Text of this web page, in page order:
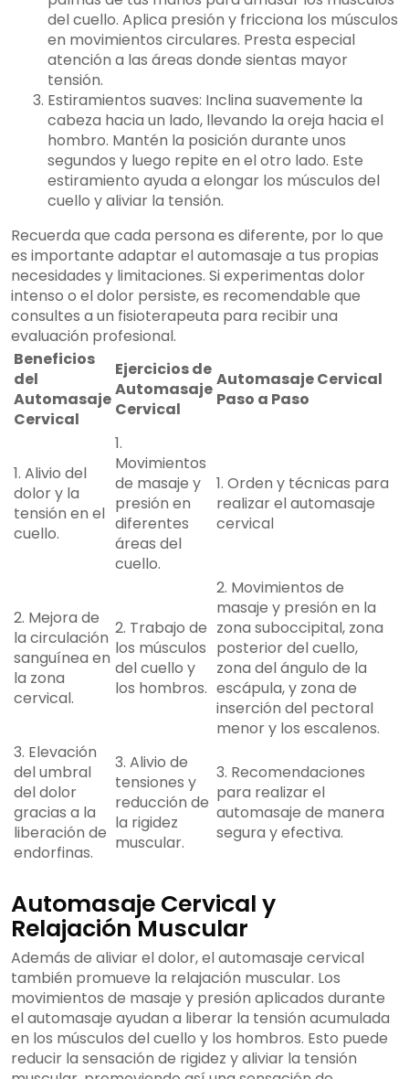
del cuello. Aplica presión y fricciona los músculos
en movimientos circulares. Presta especial
atención a las áreas donde sientas mayor
tensión.
Estiramientos suaves: Inclina suavemente la
cabeza hacia un lado, llevando la oreja hacia el
hombro. Mantén la posición durante unos
segundos y luego repite en el otro lado. Este
estiramiento ayuda a elongar los músculos del
cuello y aliviar la tensión.
Recuerda que cada persona es diferente, por lo que
es importante adaptar el automasaje a tus propias
necesidades y limitaciones. Si experimentas dolor
intenso o el dolor persiste, es recomendable que
consultes a un fisioterapeuta para recibir una
evaluación profesional.
Beneficios
del
Automasaje
Cervical
Ejercicios de
Automasaje
Cervical
Automasaje Cervical
Paso a Paso
1. Alivio del
dolor y la
tensión en el
cuello.
1.
Movimientos
de masaje y
presión en
diferentes
áreas del
cuello.
1. Orden y técnicas para
realizar el automasaje
cervical
2. Mejora de
la circulación
sanguínea en
la zona
cervical.
2. Trabajo de
los músculos
del cuello y
los hombros.
2. Movimientos de
masaje y presión en la
zona suboccipital, zona
posterior del cuello,
zona del ángulo de la
escápula, y zona de
inserción del pectoral
menor y los escalenos.
3. Elevación
del umbral
del dolor
gracias a la
liberación de
endorfinas.
3. Alivio de
tensiones y
reducción de
la rigidez
muscular.
3. Recomendaciones
para realizar el
automasaje de manera
segura y efectiva.
Automasaje Cervical y
Relajación Muscular
Además de aliviar el dolor, el automasaje cervical
también promueve la relajación muscular. Los
movimientos de masaje y presión aplicados durante
el automasaje ayudan a liberar la tensión acumulada
en los músculos del cuello y los hombros. Esto puede
reducir la sensación de rigidez y aliviar la tensión